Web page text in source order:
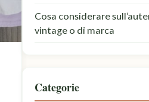
Cosa considerare
vintage o di marca
Categorie